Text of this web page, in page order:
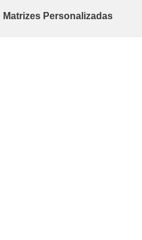
Matrizes Personalizadas